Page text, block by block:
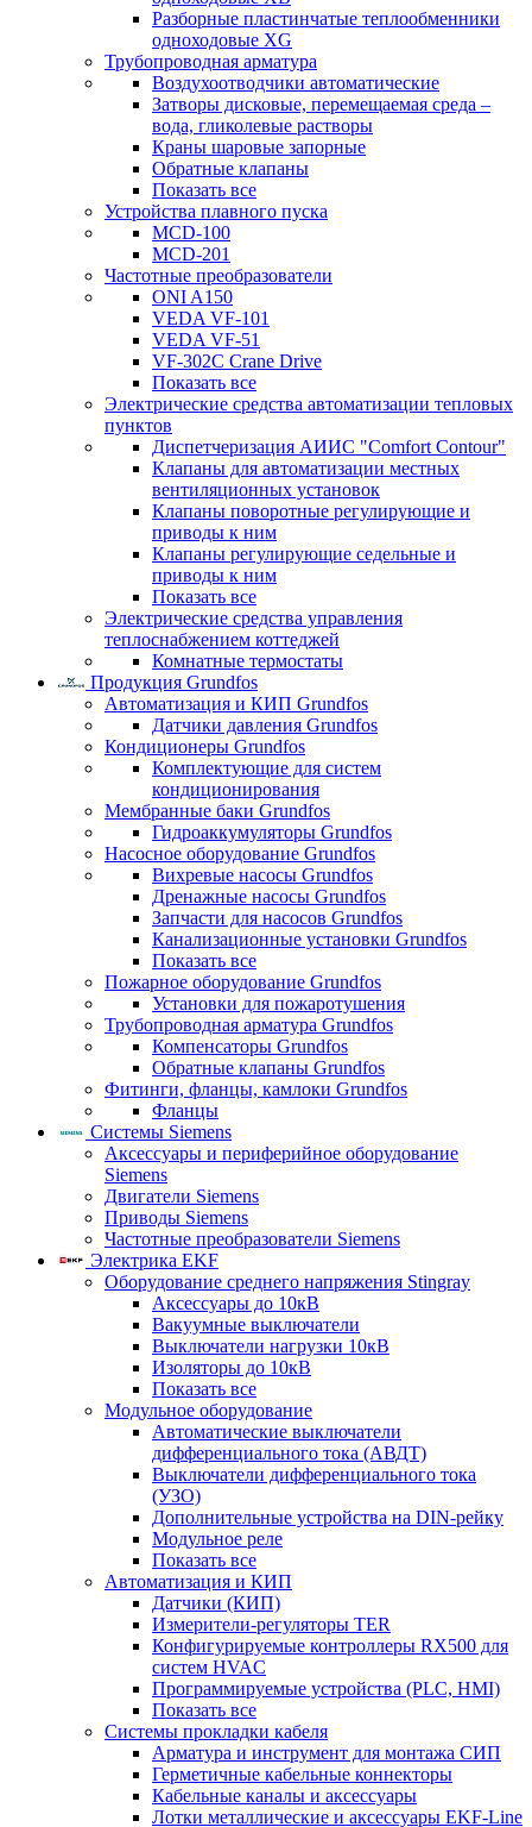
Разборные пластинчатые теплообменники
одноходовые ХG
Трубопроводная арматура
Воздухоотводчики автоматические
Затворы дисковые, перемещаемая среда –
вода, гликолевые растворы
Краны шаровые запорные
Обратные клапаны
Показать все
Устройства плавного пуска
MCD-100
MCD-201
Частотные преобразователи
ONI A150
VEDA VF-101
VEDA VF-51
VF-302C Crane Drive
Показать все
Электрические средства автоматизации тепловых
пунктов
Диспетчеризация АИИС "Comfort Contour"
Клапаны для автоматизации местных
вентиляционных установок
Клапаны поворотные регулирующие и
приводы к ним
Клапаны регулирующие седельные и
приводы к ним
Показать все
Электрические средства управления
теплоснабжением коттеджей
Комнатные термостаты
Продукция Grundfos
Автоматизация и КИП Grundfos
Датчики давления Grundfos
Кондиционеры Grundfos
Комплектующие для систем
кондиционирования
Мембранные баки Grundfos
Гидроаккумуляторы Grundfos
Насосное оборудование Grundfos
Вихревые насосы Grundfos
Дренажные насосы Grundfos
Запчасти для насосов Grundfos
Канализационные установки Grundfos
Показать все
Пожарное оборудование Grundfos
Установки для пожаротушения
Трубопроводная арматура Grundfos
Компенсаторы Grundfos
Обратные клапаны Grundfos
Фитинги, фланцы, камлоки Grundfos
Фланцы
Системы Siemens
Аксессуары и периферийное оборудование
Siemens
Двигатели Siemens
Приводы Siemens
Частотные преобразователи Siemens
Электрика EKF
Оборудование среднего напряжения Stingray
Аксессуары до 10кВ
Вакуумные выключатели
Выключатели нагрузки 10кВ
Изоляторы до 10кВ
Показать все
Модульное оборудование
Автоматические выключатели
дифференциального тока (АВДТ)
Выключатели дифференциального тока
(УЗО)
Дополнительные устройства на DIN-рейку
Модульное реле
Показать все
Автоматизация и КИП
Датчики (КИП)
Измерители-регуляторы TER
Конфигурируемые контроллеры RX500 для
систем HVAC
Программируемые устройства (PLC, HMI)
Показать все
Системы прокладки кабеля
Арматура и инструмент для монтажа СИП
Герметичные кабельные коннекторы
Кабельные каналы и аксессуары
Лотки металлические и аксессуары EKF-Line